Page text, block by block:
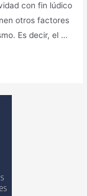
con fin lúdico
otros factores
Es decir, el …